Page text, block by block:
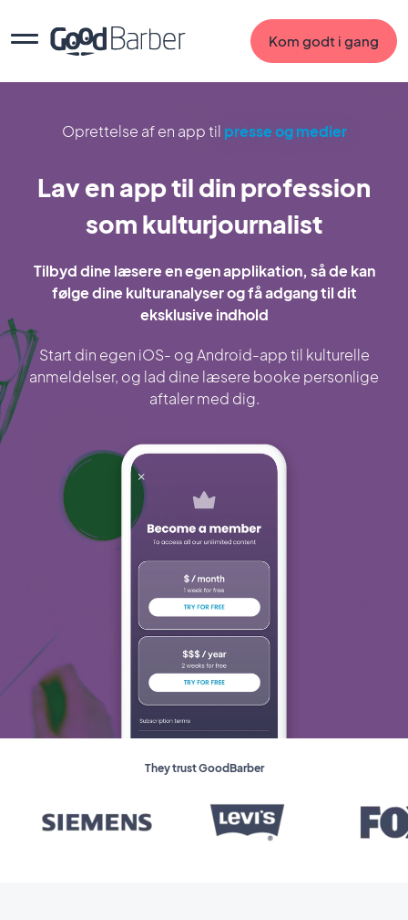
Kom godt i gang
Oprettelse af en app til presse og medier
Lav en app til din profession
som kulturjournalist
Tilbyd dine læsere en egen applikation, så de kan
følge dine kulturanalyser og få adgang til dit
eksklusive indhold
Start din egen iOS- og Android-app til kulturelle
anmeldelser, og lad dine læsere booke personlige
aftaler med dig.
They trust GoodBarber